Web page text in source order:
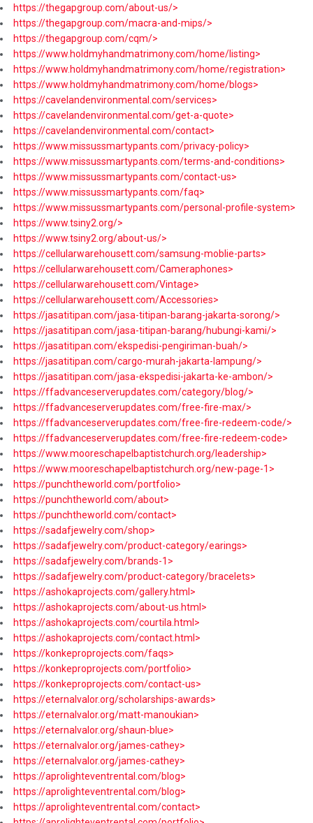
https://thegapgroup.com/about-us/>
https://thegapgroup.com/macra-and-mips/>
https://thegapgroup.com/cqm/>
https://www.holdmyhandmatrimony.com/home/listing>
https://www.holdmyhandmatrimony.com/home/registration>
https://www.holdmyhandmatrimony.com/home/blogs>
https://cavelandenvironmental.com/services>
https://cavelandenvironmental.com/get-a-quote>
https://cavelandenvironmental.com/contact>
https://www.missussmartypants.com/privacy-policy>
https://www.missussmartypants.com/terms-and-conditions>
https://www.missussmartypants.com/contact-us>
https://www.missussmartypants.com/faq>
https://www.missussmartypants.com/personal-profile-system>
https://www.tsiny2.org/>
https://www.tsiny2.org/about-us/>
https://cellularwarehousett.com/samsung-moblie-parts>
https://cellularwarehousett.com/Cameraphones>
https://cellularwarehousett.com/Vintage>
https://cellularwarehousett.com/Accessories>
https://jasatitipan.com/jasa-titipan-barang-jakarta-sorong/>
https://jasatitipan.com/jasa-titipan-barang/hubungi-kami/>
https://jasatitipan.com/ekspedisi-pengiriman-buah/>
https://jasatitipan.com/cargo-murah-jakarta-lampung/>
https://jasatitipan.com/jasa-ekspedisi-jakarta-ke-ambon/>
https://ffadvanceserverupdates.com/category/blog/>
https://ffadvanceserverupdates.com/free-fire-max/>
https://ffadvanceserverupdates.com/free-fire-redeem-code/>
https://ffadvanceserverupdates.com/free-fire-redeem-code>
https://www.mooreschapelbaptistchurch.org/leadership>
https://www.mooreschapelbaptistchurch.org/new-page-1>
https://punchtheworld.com/portfolio>
https://punchtheworld.com/about>
https://punchtheworld.com/contact>
https://sadafjewelry.com/shop>
https://sadafjewelry.com/product-category/earings>
https://sadafjewelry.com/brands-1>
https://sadafjewelry.com/product-category/bracelets>
https://ashokaprojects.com/gallery.html>
https://ashokaprojects.com/about-us.html>
https://ashokaprojects.com/courtila.html>
https://ashokaprojects.com/contact.html>
https://konkeproprojects.com/faqs>
https://konkeproprojects.com/portfolio>
https://konkeproprojects.com/contact-us>
https://eternalvalor.org/scholarships-awards>
https://eternalvalor.org/matt-manoukian>
https://eternalvalor.org/shaun-blue>
https://eternalvalor.org/james-cathey>
https://eternalvalor.org/james-cathey>
https://aprolighteventrental.com/blog>
https://aprolighteventrental.com/blog>
https://aprolighteventrental.com/contact>